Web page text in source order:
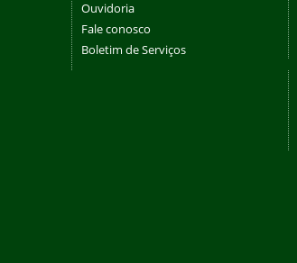
Ouvidoria
Fale conosco
Boletim de Serviços